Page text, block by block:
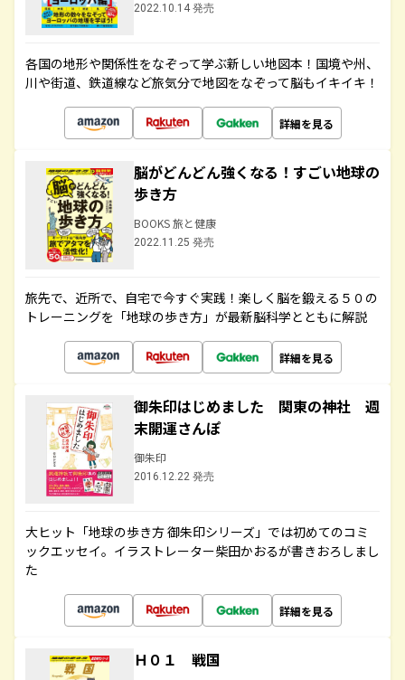
2022.10.14 発売
各国の地形や関係性をなぞって学ぶ新しい地図本！国境や州、
川や街道、鉄道線など旅気分で地図をなぞって脳もイキイキ！
詳細を見る
脳がどんどん強くなる！すごい地球の
歩き方
BOOKS 旅と健康
2022.11.25 発売
旅先で、近所で、自宅で今すぐ実践！楽しく脳を鍛える５０の
トレーニングを「地球の歩き方」が最新脳科学とともに解説
詳細を見る
御朱印はじめました 関東の神社 週
末開運さんぽ
御朱印
2016.12.22 発売
大ヒット「地球の歩き方 御朱印シリーズ」では初めてのコミ
ックエッセイ。イラストレーター柴田かおるが書きおろしまし
た
詳細を見る
Ｈ０１ 戦国